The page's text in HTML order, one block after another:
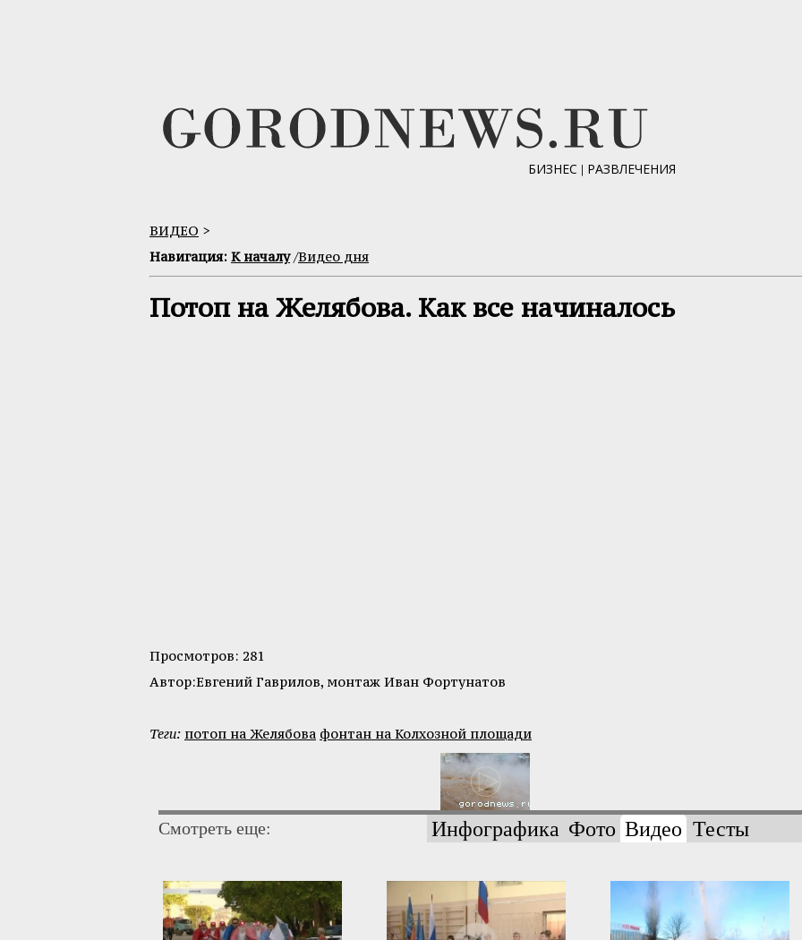
БИЗНЕС | РАЗВЛЕЧЕНИЯ
ВИДЕО >
Навигация: К началу/Видео дня
Потоп на Желябова. Как все начиналось
Просмотров: 281
Автор:Евгений Гаврилов, монтаж Иван Фортунатов
Теги: потоп на Желябова фонтан на Колхозной площади
Смотреть еще: Инфографика Фото Видео Тесты